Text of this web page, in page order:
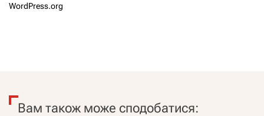
WordPress.org
Вам також може сподобатися: